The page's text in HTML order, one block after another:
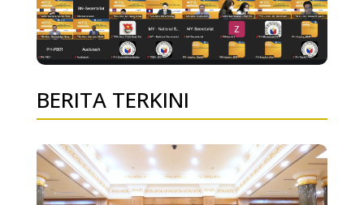
BERITA TERKINI